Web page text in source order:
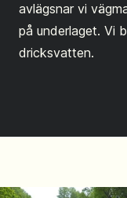
avlägsnar vi
på underlaget. Vi
dricksvatten.